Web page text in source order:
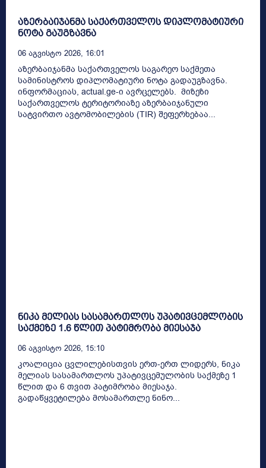
აზერბაიჯანმა საქართველოს დიპლომატიური
ნოტა გაუგზავნა
06 Აგვისტო 2026, 16:01
აზერბაიჯანმა საქართველოს საგარეო საქმეთა
სამინისტროს დიპლომატიური ნოტა გადაუგზავნა.
ინფორმაციას, actual.ge-ი ავრცელებს. მიზეზი
საქართველოს ტერიტორიაზე აზერბაიჯანული
სატვირთო ავტომობილების (TIR) შეფერხებაა...
ნიკა მელიას სასამართლოს უპატივცემლობის
საქმეზე 1.6 წლით პატიმრობა მიესაჯა
06 Აგვისტო 2026, 15:10
კოალიცია ცვლილებისთვის ერთ-ერთ ლიდერს, ნიკა
მელიას სასამართლოს უპატივცემულობის საქმეზე 1
წლით და 6 თვით პატიმრობა მიესაჯა.
გადაწყვეტილება მოსამართლე ნინო...